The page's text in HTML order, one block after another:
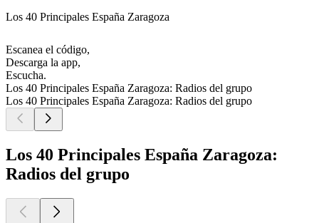
Los 40 Principales España Zaragoza
Escanea el código,
Descarga la app,
Escucha.
Los 40 Principales España Zaragoza: Radios del grupo
Los 40 Principales España Zaragoza: Radios del grupo
Los 40 Principales España Zaragoza:
Radios del grupo